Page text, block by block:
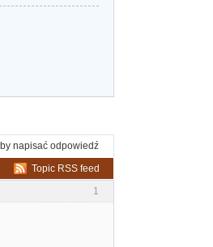
by napisać odpowiedź
Topic RSS feed
1